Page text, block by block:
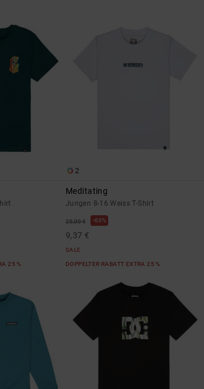
25 %
2
Meditating
Jungen 8-16 Weiss T-Shirt
25,00 € 63%
9,37 €
SALE
DOPPELTER RABATT EXTRA 25 %